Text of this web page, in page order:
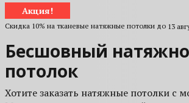
Акция!
Скидка 10% на тканевые натяжные потолки до 13
Бесшовный
потолок
Хотите заказать натяжные потолки с